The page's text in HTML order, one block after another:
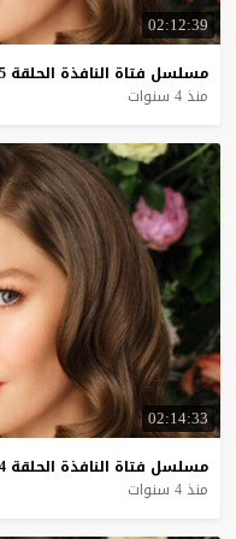
02:12:39
مسلسل فتاة النافذة الحلقة
منذ 4 سنوات
02:14:33
مسلسل فتاة النافذة الحلقة
منذ 4 سنوات